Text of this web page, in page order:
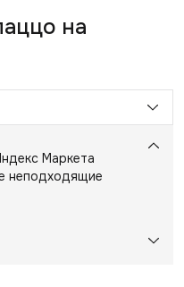
на
Маркета
неподходящие